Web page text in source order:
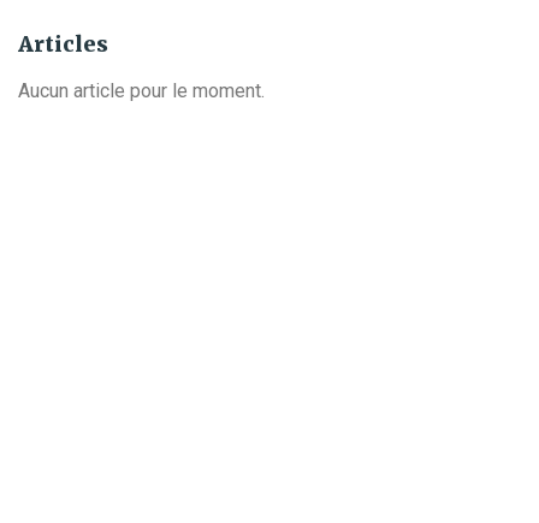
Articles
Aucun article pour le moment.